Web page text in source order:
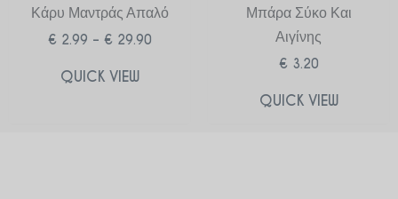
Κάρυ Μαντράς Απαλό
€ 2.99 – € 29.90
QUICK VIEW
Μπάρα Σύκο Και
Αιγίνης
€ 3.20
QUICK VIEW